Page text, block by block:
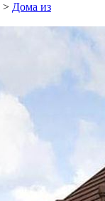
> Дома из